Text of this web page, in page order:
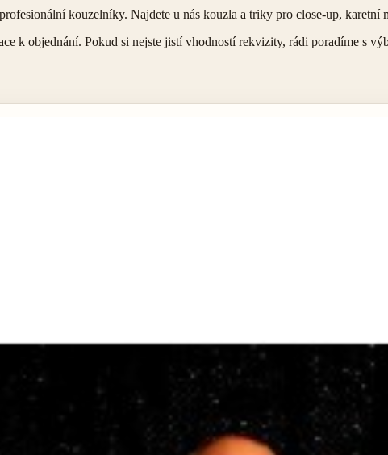
kouzelníky. Najdete u nás kouzla a triky pro close-up, karetní
k objednání. Pokud si nejste jistí vhodností rekvizity, rádi poradíme s